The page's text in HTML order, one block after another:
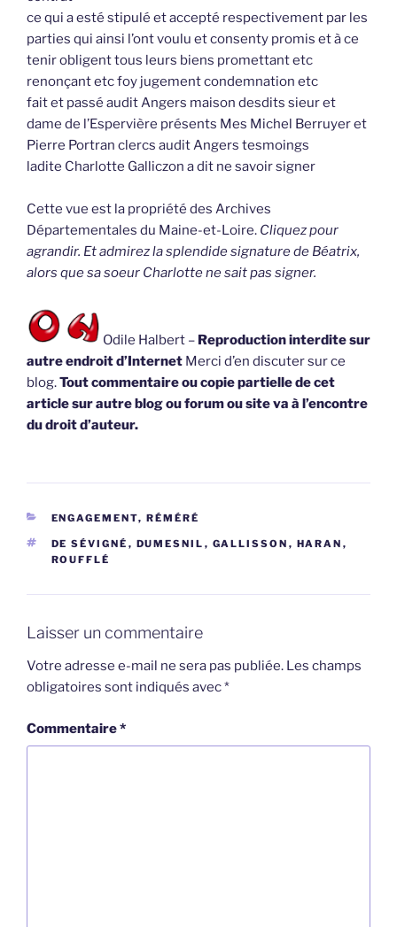
ce qui a esté stipulé et accepté respectivement par les
parties qui ainsi l’ont voulu et consenty promis et à ce
tenir obligent tous leurs biens promettant etc
renonçant etc foy jugement condemnation etc
fait et passé audit Angers maison desdits sieur et
dame de l’Espervière présents Mes Michel Berruyer et
Pierre Portran clercs audit Angers tesmoings
ladite Charlotte Galliczon a dit ne savoir signer
Cette vue est la propriété des Archives
Départementales du Maine-et-Loire. Cliquez pour
agrandir. Et admirez la splendide signature de Béatrix,
alors que sa soeur Charlotte ne sait pas signer.
Odile Halbert – Reproduction interdite sur
autre endroit d’Internet Merci d’en discuter sur ce
blog.Tout commentaire ou copie partielle de cet
article sur autre blog ou forum ou site va à l’encontre
du droit d’auteur.
CATÉGORIES
ENGAGEMENT, RÉMÉRÉ
ÉTIQUETTES
DE SÉVIGNÉ , DUMESNIL , GALLISSON , HARAN ,
ROUFFLÉ
Laisser un commentaire
Votre adresse e-mail ne sera pas publiée. Les champs
obligatoires sont indiqués avec*
Commentaire*